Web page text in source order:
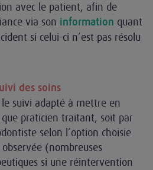
avec le patient, afin de
via son information quant
si celui-ci n’est pas résolu
des soins
suivi adapté à mettre en
praticien traitant, soit par
selon l’option choisie
(nombreuses
si une réintervention